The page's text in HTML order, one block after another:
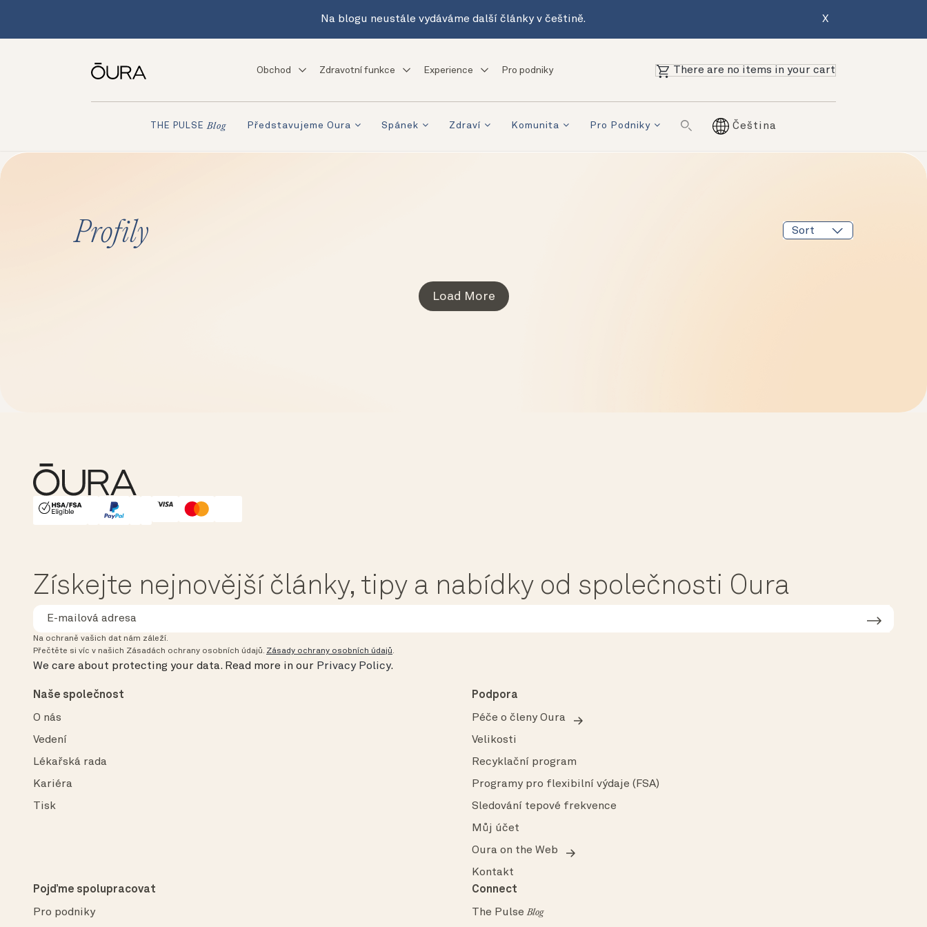
Na blogu neustále vydáváme další články v češtině. X
Obchod Zdravotní funkce Experience Pro podniky There are no items in your cart
THE PULSE Blog Představujeme Oura Spánek Zdraví Komunita Pro Podniky Čeština
Profily
Load More
HSA/FSA Eligible
Affirm
Získejte nejnovější články, tipy a nabídky od společnosti Oura
Na ochraně vašich dat nám záleží.
Přečtěte si víc v našich Zásadách ochrany osobních údajů. Zásady ochrany osobních údajů.
We care about protecting your data. Read more in our Privacy Policy.
Naše společnost
O nás
Vedení
Lékařská rada
Kariéra
Tisk
Podpora
Péče o členy Oura
Velikosti
Recyklační program
Programy pro flexibilní výdaje (FSA)
Sledování tepové frekvence
Můj účet
Oura on the Web
Kontakt
Pojďme spolupracovat
Pro podniky
Connect
The PulseBlog